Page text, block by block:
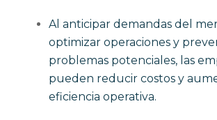
Al anticipar demandas del
optimizar operaciones y
problemas potenciales, las
pueden reducir costos y
eficiencia operativa.